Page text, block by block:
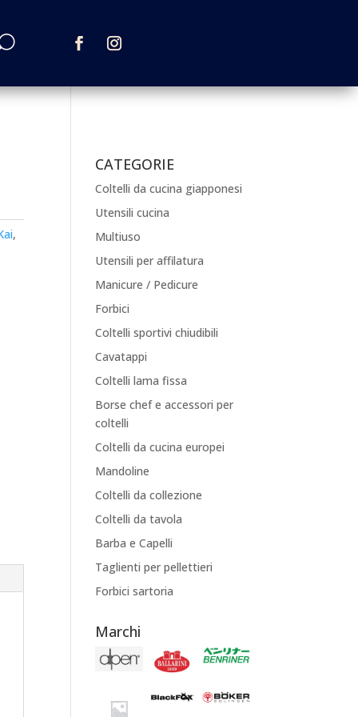
,
CATEGORIE
Coltelli da cucina giapponesi
Utensili cucina
Multiuso
Utensili per affilatura
Manicure / Pedicure
Forbici
Coltelli sportivi chiudibili
Cavatappi
Coltelli lama fissa
Borse chef e accessori per
coltelli
Coltelli da cucina europei
Mandoline
Coltelli da collezione
Coltelli da tavola
Barba e Capelli
Taglienti per pellettieri
Forbici sartoria
Marchi